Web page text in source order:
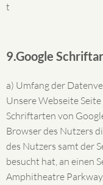
t
9.Google
a) Umfang der
Unsere Webseite
Schriftarten von
Browser des Nutzers
des Nutzers samt der
besucht hat, an einen
Amphitheatre